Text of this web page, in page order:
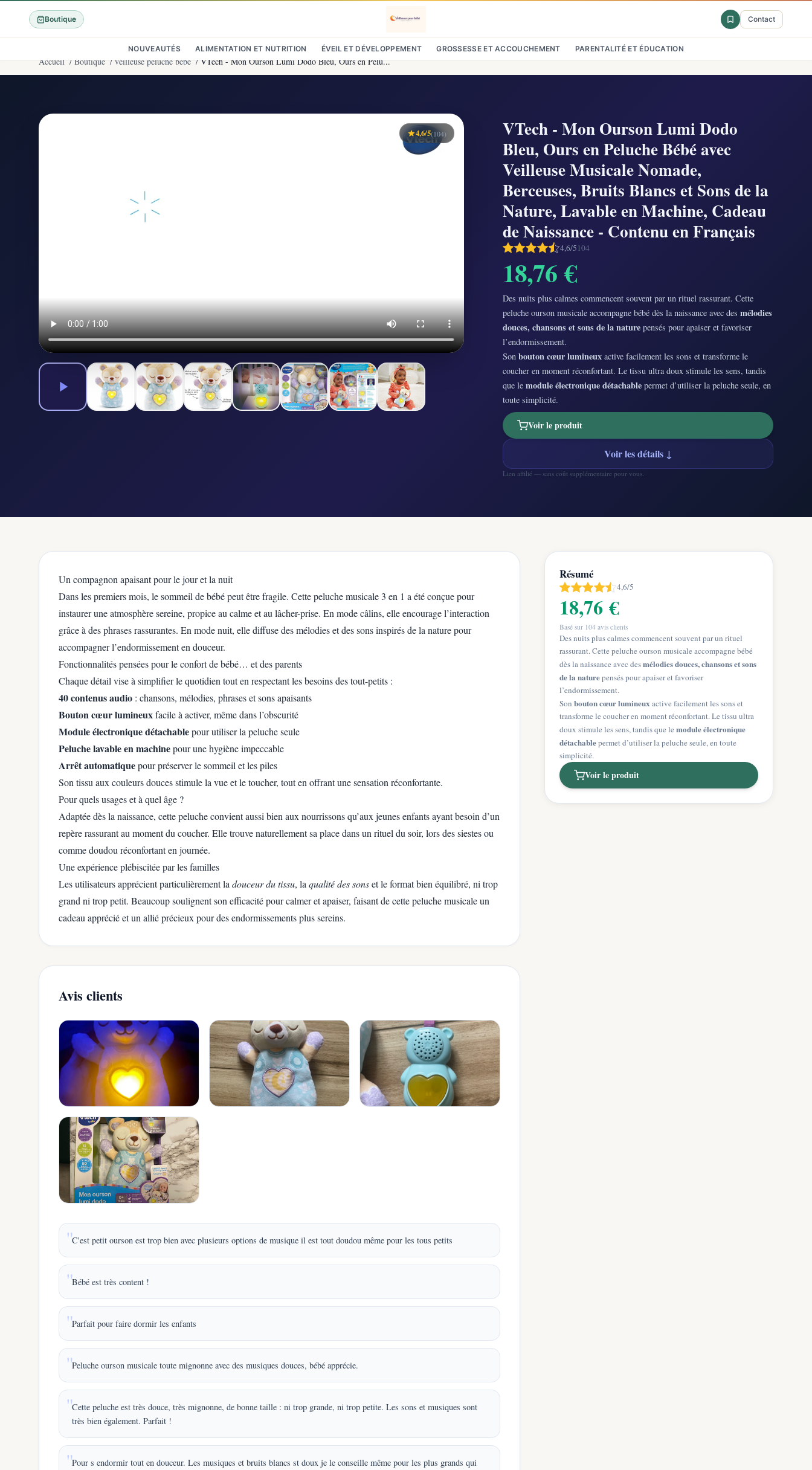
Boutique Contact
NOUVEAUTÉS ALIMENTATION ET NUTRITION ÉVEIL ET DÉVELOPPEMENT GROSSESSE ET ACCOUCHEMENT PARENTALITÉ ET ÉDUCATION
Accueil / Boutique / veilleuse peluche bebe / VTech - Mon Ourson Lumi Dodo Bleu, Ours en Pelu...
4,6/5(104)
VTech - Mon Ourson Lumi Dodo
Bleu, Ours en Peluche Bébé avec
Veilleuse Musicale Nomade,
Berceuses, Bruits Blancs et Sons de la
Nature, Lavable en Machine, Cadeau
de Naissance - Contenu en Français
4,6/5104
18,76 €
Des nuits plus calmes commencent souvent par un rituel rassurant. Cette
peluche ourson musicale accompagne bébé dès la naissance avec des mélodies
douces, chansons et sons de la nature pensés pour apaiser et favoriser
l’endormissement.
Son bouton cœur lumineux active facilement les sons et transforme le
coucher en moment réconfortant. Le tissu ultra doux stimule les sens, tandis
que le module électronique détachable permet d’utiliser la peluche seule, en
toute simplicité.
Voir le produit
Voir les détails ↓
Lien affilié — sans coût supplémentaire pour vous.
Un compagnon apaisant pour le jour et la nuit
Dans les premiers mois, le sommeil de bébé peut être fragile. Cette peluche musicale 3 en 1 a été conçue pour
instaurer une atmosphère sereine, propice au calme et au lâcher-prise. En mode câlins, elle encourage l’interaction
grâce à des phrases rassurantes. En mode nuit, elle diffuse des mélodies et des sons inspirés de la nature pour
accompagner l’endormissement en douceur.
Fonctionnalités pensées pour le confort de bébé… et des parents
Chaque détail vise à simplifier le quotidien tout en respectant les besoins des tout-petits :
40 contenus audio : chansons, mélodies, phrases et sons apaisants
Bouton cœur lumineuxfacile à activer, même dans l’obscurité
Module électronique détachablepour utiliser la peluche seule
Peluche lavable en machinepour une hygiène impeccable
Arrêt automatiquepour préserver le sommeil et les piles
Son tissu aux couleurs douces stimule la vue et le toucher, tout en offrant une sensation réconfortante.
Pour quels usages et à quel âge ?
Adaptée dès la naissance, cette peluche convient aussi bien aux nourrissons qu’aux jeunes enfants ayant besoin d’un
repère rassurant au moment du coucher. Elle trouve naturellement sa place dans un rituel du soir, lors des siestes ou
comme doudou réconfortant en journée.
Une expérience plébiscitée par les familles
Les utilisateurs apprécient particulièrement la douceur du tissu, la qualité des sonset le format bien équilibré, ni trop
grand ni trop petit. Beaucoup soulignent son efficacité pour calmer et apaiser, faisant de cette peluche musicale un
cadeau apprécié et un allié précieux pour des endormissements plus sereins.
Avis clients
C'est petit ourson est trop bien avec plusieurs options de musique il est tout doudou même pour les tous petits
Bébé est très content !
Parfait pour faire dormir les enfants
Peluche ourson musicale toute mignonne avec des musiques douces, bébé apprécie.
Cette peluche est très douce, très mignonne, de bonne taille : ni trop grande, ni trop petite. Les sons et musiques sont
très bien également. Parfait !
Pour s endormir tout en douceur. Les musiques et bruits blancs st doux je le conseille même pour les plus grands qui
Résumé
4,6/5
18,76 €
Basé sur 104 avis clients
Des nuits plus calmes commencent souvent par un rituel
rassurant. Cette peluche ourson musicale accompagne bébé
dès la naissance avec desmélodies douces, chansons et sons
de la naturepensés pour apaiser et favoriser
l’endormissement.
Sonbouton cœur lumineux active facilement les sons et
transforme le coucher en moment réconfortant. Le tissu ultra
doux stimule les sens, tandis que lemodule électronique
détachablepermet d’utiliser la peluche seule, en toute
simplicité.
Voir le produit